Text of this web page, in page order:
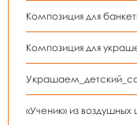
Композиция для
Композиция для
«Ученик» из